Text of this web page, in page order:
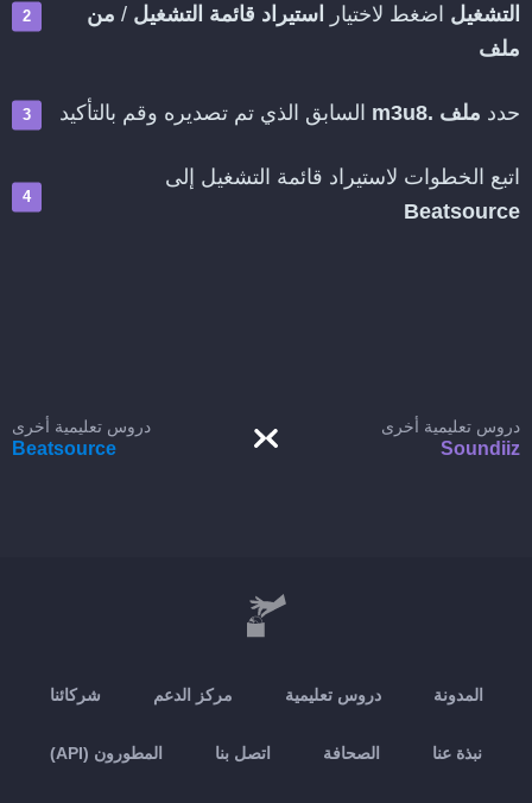
التشغيل اضغط لاختيار استيراد قائمة التشغيل / من
ملف
حدد ملف .m3u8 السابق الذي تم تصديره وقم بالتأكيد
اتبع الخطوات لاستيراد قائمة التشغيل إلى
Beatsource
دروس تعليمية أخرى
Soundiiz
دروس تعليمية أخرى
Beatsource
المدونة دروس تعليمية مركز الدعم شركائنا
نبذة عنا الصحافة اتصل بنا المطورون (API)